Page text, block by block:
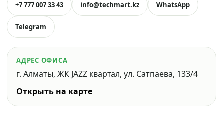
+7 777 007 33 43 info@techmart.kz WhatsApp
Telegram
АДРЕС ОФИСА
г. Алматы, ЖК JAZZ квартал, ул. Сатпаева, 133/4
Открыть на карте